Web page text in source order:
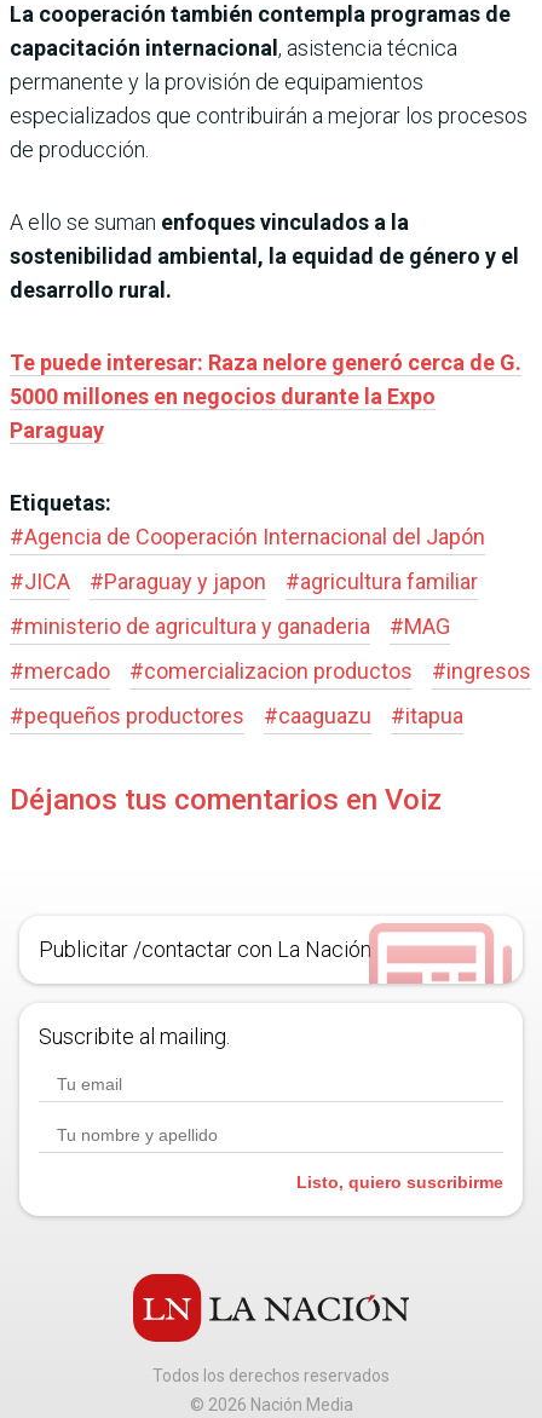
La cooperación también contempla programas de
capacitación internacional , asistencia técnica
permanente y la provisión de equipamientos
especializados que contribuirán a mejorar los procesos
de producción.
A ello se suman enfoques vinculados a la
sostenibilidad ambiental, la equidad de género y el
desarrollo rural.
Te puede interesar: Raza nelore generó cerca de G.
5000 millones en negocios durante la Expo
Paraguay
Etiquetas:
#Agencia de Cooperación Internacional del Japón
#JICA #Paraguay y japon #agricultura familiar
#ministerio de agricultura y ganaderia #MAG
#mercado #comercializacion productos #ingresos
#pequeños productores #caaguazu #itapua
Déjanos tus comentarios en Voiz
Publicitar /contactar con La Nación
Suscribite al mailing.
Listo, quiero suscribirme
Todos los derechos reservados
© 2026 Nación Media